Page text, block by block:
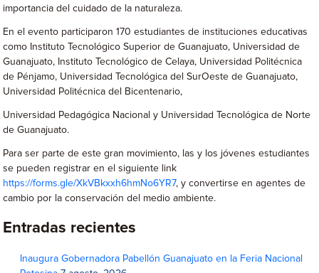
importancia del cuidado de la naturaleza.
En el evento participaron 170 estudiantes de instituciones educativas
como Instituto Tecnológico Superior de Guanajuato, Universidad de
Guanajuato, Instituto Tecnológico de Celaya, Universidad Politécnica
de Pénjamo, Universidad Tecnológica del SurOeste de Guanajuato,
Universidad Politécnica del Bicentenario,
Universidad Pedagógica Nacional y Universidad Tecnológica de Norte
de Guanajuato.
Para ser parte de este gran movimiento, las y los jóvenes estudiantes
se pueden registrar en el siguiente link
https://forms.gle/XkVBkxxh6hmNo6YR7, y convertirse en agentes de
cambio por la conservación del medio ambiente.
Entradas recientes
Inaugura Gobernadora Pabellón Guanajuato en la Feria Nacional